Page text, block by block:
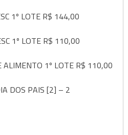
1º LOTE R$ 144,00
1º LOTE R$ 110,00
ALIMENTO 1º LOTE R$ 110,00
DOS PAIS [2] – 2